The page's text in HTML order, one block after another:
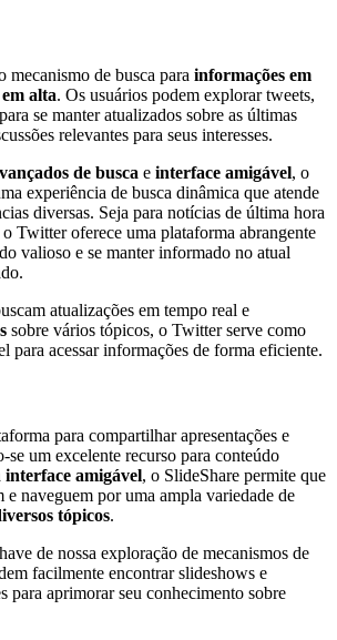
mecanismo de busca para informações em
alta. Os usuários podem explorar tweets,
se manter atualizados sobre as últimas
relevantes para seus interesses.
de busca e interface amigável, o
experiência de busca dinâmica que atende
diversas. Seja para notícias de última hora
Twitter oferece uma plataforma abrangente
valioso e se manter informado no atual
atualizações em tempo real e
sobre vários tópicos, o Twitter serve como
para acessar informações de forma eficiente.
para compartilhar apresentações e
se um excelente recurso para conteúdo
interface amigável, o SlideShare permite que
e naveguem por uma ampla variedade de
tópicos.
de nossa exploração de mecanismos de
facilmente encontrar slideshows e
para aprimorar seu conhecimento sobre